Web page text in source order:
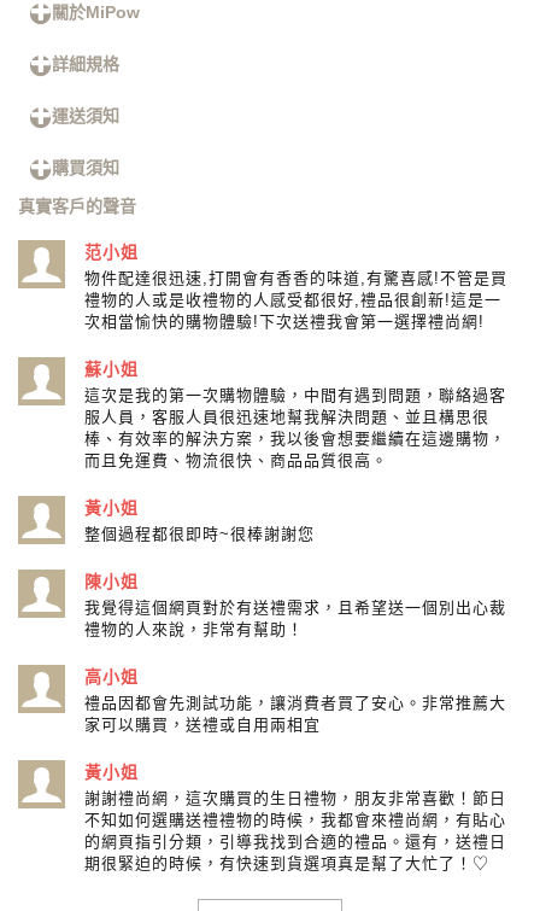
關於MiPow
詳細規格
運送須知
購買須知
真實客戶的聲音
范小姐
物件配達很迅速,打開會有香香的味道,有驚喜感!不管是買
禮物的人或是收禮物的人感受都很好,禮品很創新!這是一
次相當愉快的購物體驗!下次送禮我會第一選擇禮尚網!
蘇小姐
這次是我的第一次購物體驗，中間有遇到問題，聯絡過客
服人員，客服人員很迅速地幫我解決問題、並且構思很
棒、有效率的解決方案，我以後會想要繼續在這邊購物，
而且免運費、物流很快、商品品質很高。
黃小姐
整個過程都很即時~很棒謝謝您
陳小姐
我覺得這個網頁對於有送禮需求，且希望送一個別出心裁
禮物的人來說，非常有幫助！
高小姐
禮品因都會先測試功能，讓消費者買了安心。非常推薦大
家可以購買，送禮或自用兩相宜
黃小姐
謝謝禮尚網，這次購買的生日禮物，朋友非常喜歡！節日
不知如何選購送禮禮物的時候，我都會來禮尚網，有貼心
的網頁指引分類，引導我找到合適的禮品。還有，送禮日
期很緊迫的時候，有快速到貨選項真是幫了大忙了！♡